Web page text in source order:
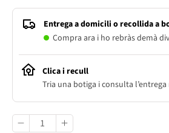
Entrega a domicili o recollida a
Compra ara i ho rebràs demà
Clica i recull
Tria una botiga i consulta